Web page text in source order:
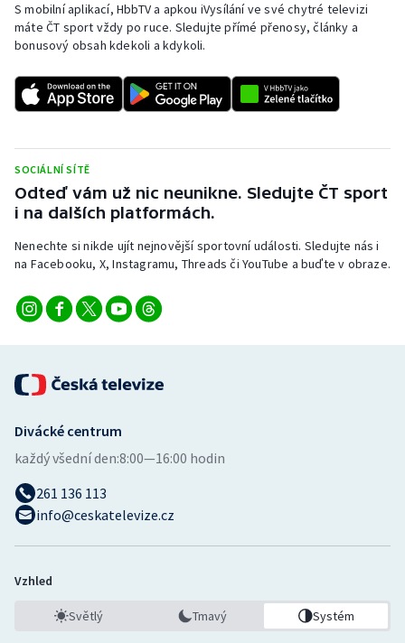
S mobilní aplikací, HbbTV a apkou iVysílání ve své chytré televizi
máte ČT sport vždy po ruce. Sledujte přímé přenosy, články a
bonusový obsah kdekoli a kdykoli.
SOCIÁLNÍ SÍTĚ
Odteď vám už nic neunikne. Sledujte ČT sport
i na dalších platformách.
Nenechte si nikde ujít nejnovější sportovní události. Sledujte nás i
na Facebooku, X, Instagramu, Threads či YouTube a buďte v obraze.
Divácké centrum
každý všední den:8:00—16:00 hodin
261 136 113
info@ceskatelevize.cz
Vzhled
Světlý Tmavý Systém